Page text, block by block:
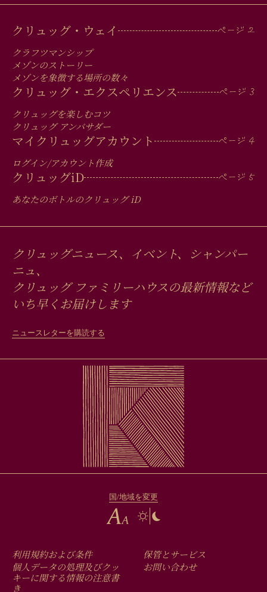
MAIN
MEN
IN
FOOTER
クリュッグ・ウェイ
クラフツマンシップ
メゾンのストーリー
メゾンを象徴する場所の数々
クリュッグ・エクスペリエンス
クリュッグを楽しむコツ
クリュッグ アンバサダー
マイクリュッグアカウント
ログイン/アカウント作成
クリュッグiD
あなたのボトルのクリュッグiD
クリュッグニュース、イベント、シャンパー
ニュ、
クリュッグ ファミリーハウスの最新情報など
いち早くお届けします
ニュースレターを購読する
国/地域を変更
FOOTER
利用規約および条件
個人データの処理及びクッ
キーに関する情報の注意書
保管とサービス
お問い合わせ